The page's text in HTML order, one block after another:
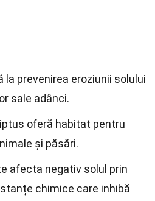
la prevenirea eroziunii solului
sale adânci.
oferă habitat pentru
și păsări.
afecta negativ solul prin
chimice care inhibă